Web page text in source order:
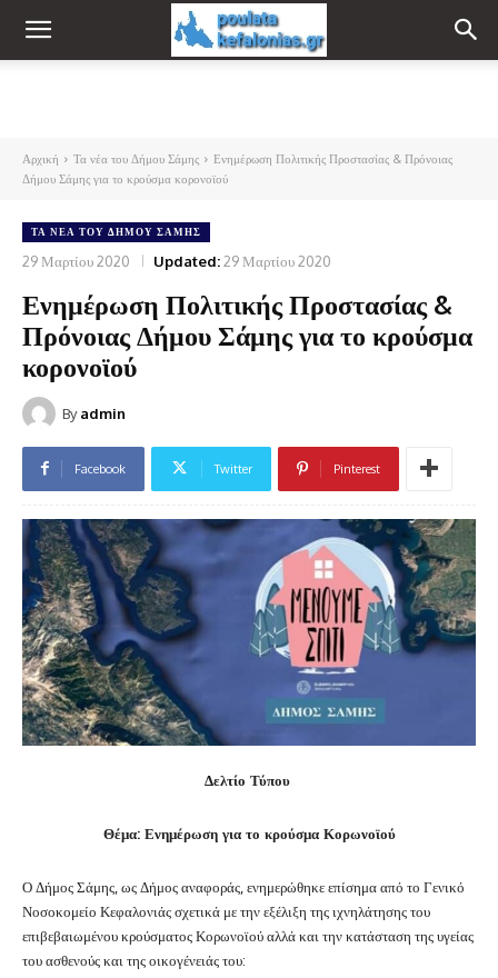
Αρχική Τα νέα του Δήμου Σάμης
Ενημέρωση Πολιτικής Προστασίας & Πρόνοιας
Δήμου Σάμης για το κρούσμα κορονοϊού
ΤΑ ΝΈΑ ΤΟΥ ΔΉΜΟΥ ΣΆΜΗΣ
29 Μαρτίου 2020 Updated:29 Μαρτίου 2020
Ενημέρωση Πολιτικής Προστασίας &
Πρόνοιας Δήμου Σάμης για το κρούσμα
κορονοϊού
By admin
Facebook Twitter Pinterest
Δελτίο Τύπου
Θέμα: Ενημέρωση για το κρούσμα Κορωνοϊού
Ο Δήμος Σάμης, ως Δήμος αναφοράς, ενημερώθηκε επίσημα από το Γενικό
Νοσοκομείο Κεφαλονιάς σχετικά με την εξέλιξη της ιχνηλάτησης του
επιβεβαιωμένου κρούσματος Κορωνοϊού αλλά και την κατάσταση της υγείας
του ασθενούς και της οικογένειάς του: